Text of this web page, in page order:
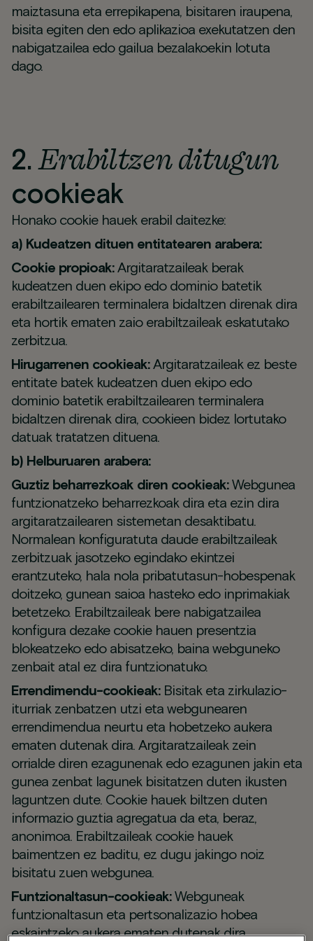
maiztasuna eta errepikapena, bisitaren iraupena,
bisita egiten den edo aplikazioa exekutatzen den
nabigatzailea edo gailua bezalakoekin lotuta
dago.
2.Erabiltzen ditugun
cookieak
Honako cookie hauek erabil daitezke:
a) Kudeatzen dituen entitatearen arabera:
Cookie propioak:Argitaratzaileak berak
kudeatzen duen ekipo edo dominio batetik
erabiltzailearen terminalera bidaltzen direnak dira
eta hortik ematen zaio erabiltzaileak eskatutako
zerbitzua.
Hirugarrenen cookieak:Argitaratzaileak ez beste
entitate batek kudeatzen duen ekipo edo
dominio batetik erabiltzailearen terminalera
bidaltzen direnak dira, cookieen bidez lortutako
datuak tratatzen dituena.
b) Helburuaren arabera:
Guztiz beharrezkoak diren cookieak:Webgunea
funtzionatzeko beharrezkoak dira eta ezin dira
argitaratzailearen sistemetan desaktibatu.
Normalean konfiguratuta daude erabiltzaileak
zerbitzuak jasotzeko egindako ekintzei
erantzuteko, hala nola pribatutasun-hobespenak
doitzeko, gunean saioa hasteko edo inprimakiak
betetzeko. Erabiltzaileak bere nabigatzailea
konfigura dezake cookie hauen presentzia
blokeatzeko edo abisatzeko, baina webguneko
zenbait atal ez dira funtzionatuko.
Errendimendu-cookieak:Bisitak eta zirkulazio-
iturriak zenbatzen utzi eta webgunearen
errendimendua neurtu eta hobetzeko aukera
ematen dutenak dira. Argitaratzaileak zein
orrialde diren ezagunenak edo ezagunen jakin eta
gunea zenbat lagunek bisitatzen duten ikusten
laguntzen dute. Cookie hauek biltzen duten
informazio guztia agregatua da eta, beraz,
anonimoa. Erabiltzaileak cookie hauek
baimentzen ez baditu, ez dugu jakingo noiz
bisitatu zuen webgunea.
Funtzionaltasun-cookieak:Webguneak
funtzionaltasun eta pertsonalizazio hobea
eskaintzeko aukera ematen dutenak dira.